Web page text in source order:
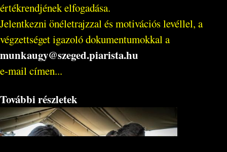
értékrendjének elfogadása.
Jelentkezni önéletrajzzal és motivációs levéllel, a
végzettséget igazoló dokumentumokkal a
munkaugy@szeged.piarista.hu
e-mail címen...
További részletek